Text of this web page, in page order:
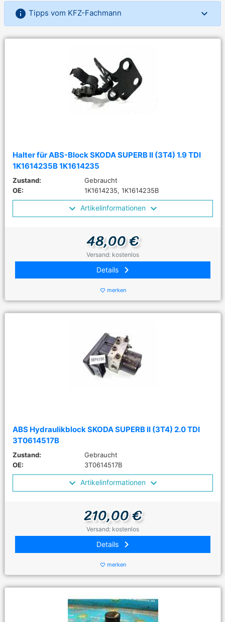
info Tipps vom KFZ-Fachmann
Halter für ABS-Block SKODA SUPERB II (3T4) 1.9 TDI
1K1614235B 1K1614235
Zustand:
Gebraucht
OE:
1K1614235, 1K1614235B
Artikelinformationen
48,00 €
Versand: kostenlos
Details keyboard_arrow_right
favorite_border merken
ABS Hydraulikblock SKODA SUPERB II (3T4) 2.0 TDI
3T0614517B
Zustand:
Gebraucht
OE:
3T0614517B
Artikelinformationen
210,00 €
Versand: kostenlos
Details keyboard_arrow_right
favorite_border merken